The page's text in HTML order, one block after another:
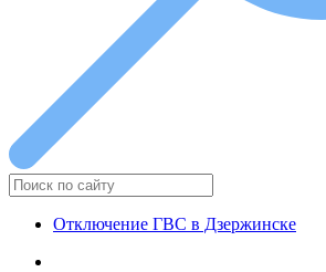
Отключение ГВС в Дзержинске